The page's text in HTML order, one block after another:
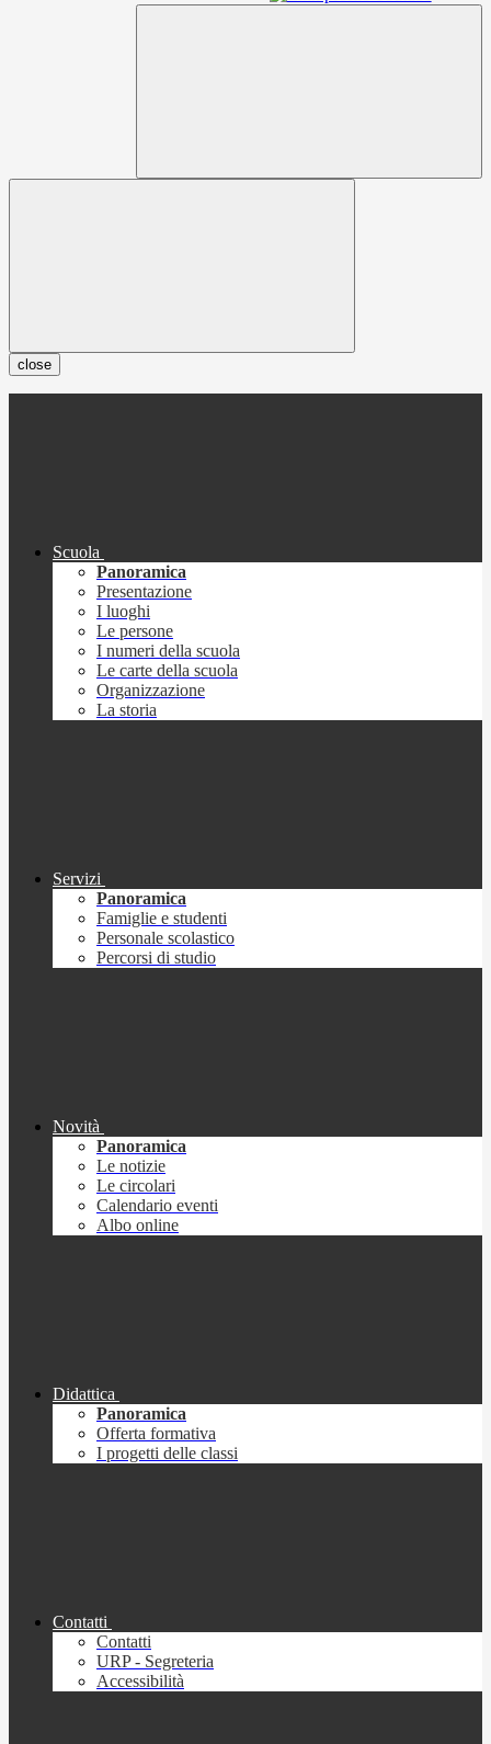
close
Scuola
Panoramica
Presentazione
I luoghi
Le persone
I numeri della scuola
Le carte della scuola
Organizzazione
La storia
Servizi
Panoramica
Famiglie e studenti
Personale scolastico
Percorsi di studio
Novità
Panoramica
Le notizie
Le circolari
Calendario eventi
Albo online
Didattica
Panoramica
Offerta formativa
I progetti delle classi
Contatti
Contatti
URP - Segreteria
Accessibilità